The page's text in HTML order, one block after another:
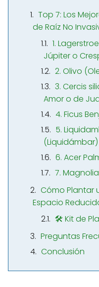
Top 7: Los
de Raíz No
1.
Júpiter o
2. Olivo
3. Cercis
Amor o de
4. Ficus
5.
(Liquidámbar)
6. Acer
7.
Cómo Plantar
Espacio
🛠️ Kit de
Preguntas
Conclusión